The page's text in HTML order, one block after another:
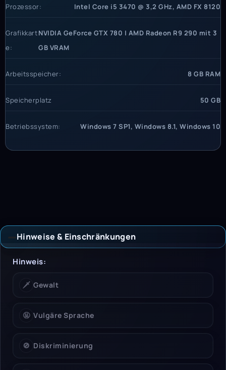
Prozessor: Intel Core i5 3470 @ 3,2 GHz, AMD FX 8120
Grafikkart
e:
NVIDIA GeForce GTX 780 | AMD Radeon R9 290 mit 3
GB VRAM
Arbeitsspeicher: 8 GB RAM
Speicherplatz 50 GB
Betriebssystem: Windows 7 SP1, Windows 8.1, Windows 10
Hinweise & Einschränkungen
Hinweise &
Hinweis:
🗡️ Gewalt
🤬 Vulgäre Sprache
🚫 Diskriminierung